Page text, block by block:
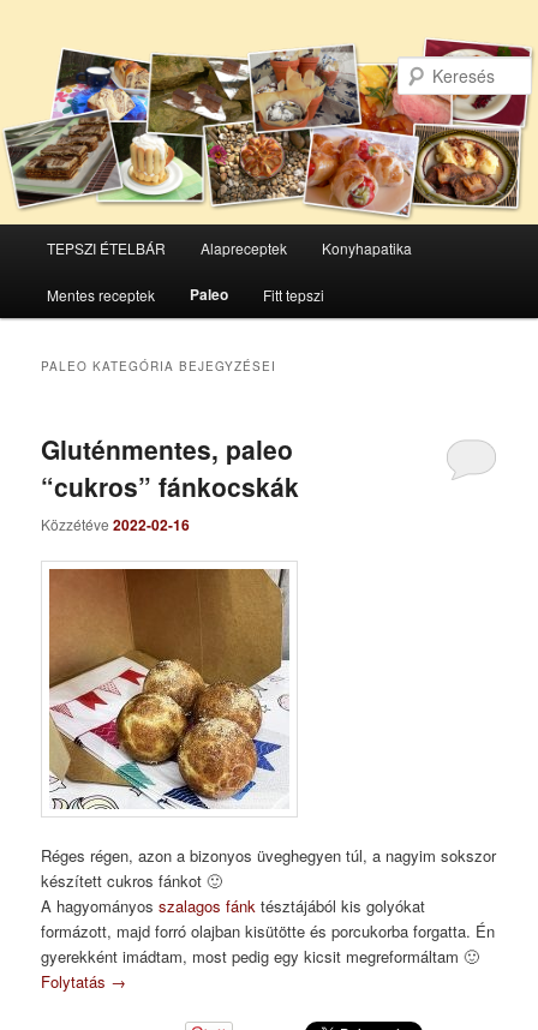
Tovább
az
Tovább
a
TEPSZI ÉTELBÁR Alapreceptek Konyhapatika
Mentes receptek Paleo Fitt tepszi
PALEO KATEGÓRIA BEJEGYZÉSEI
Gluténmentes, paleo
“cukros” fánkocskák
Közzétéve2022-02-16
Réges régen, azon a bizonyos üveghegyen túl, a nagyim sokszor
készített cukros fánkot 🙂
A hagyományosszalagos fánk tésztájából kis golyókat
formázott, majd forró olajban kisütötte és porcukorba forgatta. Én
gyerekként imádtam, most pedig egy kicsit megreformáltam 🙂
Folytatás →